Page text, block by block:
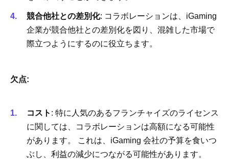
競合他社との差別化: コラボレーションは、iGaming
企業が競合他社との差別化を図り、混雑した市場で
際立つようにするのに役立ちます。
欠点:
コスト : 特に人気のあるフランチャイズのライセンス
に関しては、コラボレーションは高額になる可能性
があります。 これは、iGaming 会社の予算を食いつ
ぶし、利益の減少につながる可能性があります。